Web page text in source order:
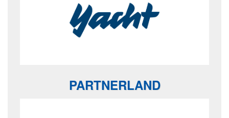
PARTNERLAND